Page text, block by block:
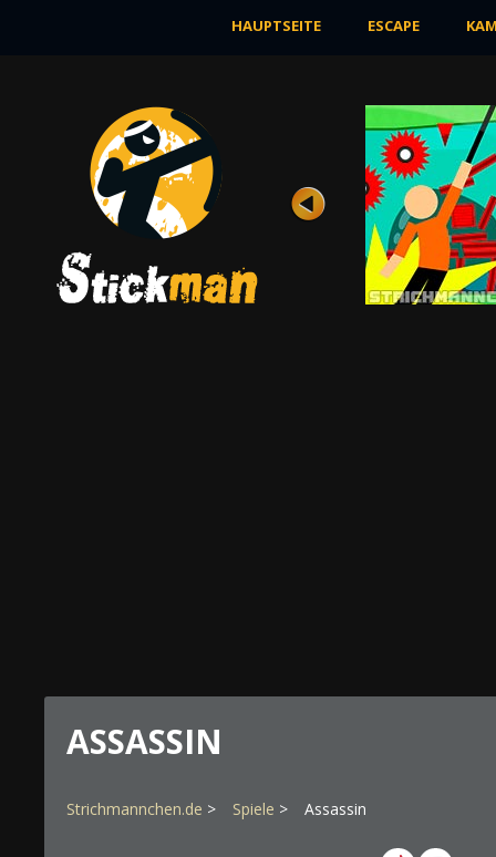
HAUPTSEITE ESCAPE
2 SPIELER
Bewertung
Dieses Online-Spiel gibt Ihnen die
Möglichkeit zu wissen, wer besser spielt. Sie
JETZT SPIELEN
ASSASSIN
Strichmannchen.de Spiele Assassin